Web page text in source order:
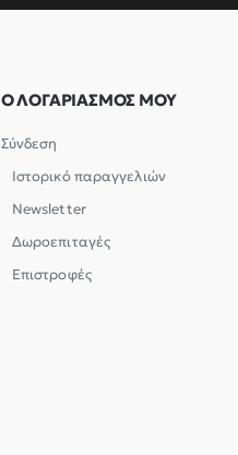
Ο ΛΟΓΑΡΙΑΣΜΟΣ ΜΟΥ
Σύνδεση
Ιστορικό παραγγελιών
Newsletter
Δωροεπιταγές
Επιστροφές